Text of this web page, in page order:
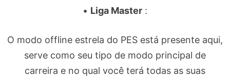
• Liga Master:
O modo offline estrela do PES está presente aqui,
serve como seu tipo de modo principal de
carreira e no qual você terá todas as suas